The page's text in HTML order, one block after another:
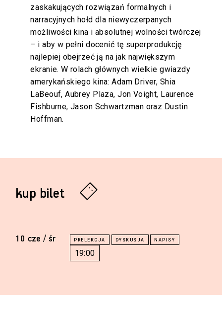
kup bilet
10 cze / śr
19:00
zaskakujących rozwiązań formalnych i
narracyjnych hołd dla niewyczerpanych
możliwości kina i absolutnej wolności twórczej
– i aby w pełni docenić tę superprodukcję
najlepiej obejrzeć ją na jak największym
ekranie. W rolach głównych wielkie gwiazdy
amerykańskiego kina: Adam Driver, Shia
LaBeouf, Aubrey Plaza, Jon Voight, Laurence
Fishburne, Jason Schwartzman oraz Dustin
Hoffman.